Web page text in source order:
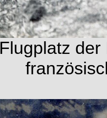
Flugplatz